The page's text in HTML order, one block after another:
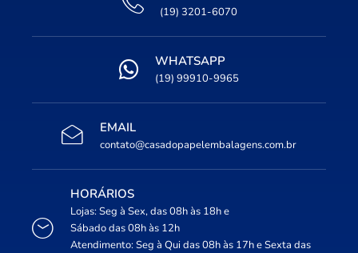
(19) 3201-6070
WHATSAPP
(19) 99910-9965
EMAIL
contato@casadopapelembalagens.com.br
HORÁRIOS
Lojas: Seg à Sex, das 08h às 18h e
Sábado das 08h às 12h
Atendimento: Seg à Qui das 08h às 17h e Sexta das